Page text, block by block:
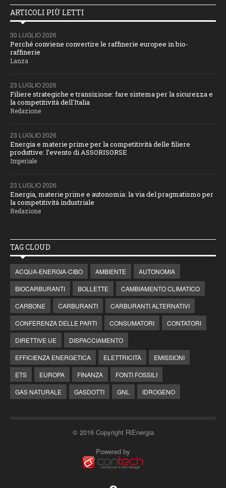
ARTICOLI PIÙ LETTI
30 LUGLIO 2026
Perché conviene convertire le raffinerie europee in bio-
raffinerie
Lanza
23 LUGLIO 2026
Filiere strategiche e transizione: fare sistema per la sicurezza e
la competitività dell'Italia
Redazione
23 LUGLIO 2026
Energia e materie prime per la competitività delle filiere
produttive: l’evento di ASSORISORSE
Imperiale
23 LUGLIO 2026
Energia, materie prime e autonomia: la via del pragmatismo per
la competitività industriale
Redazione
TAG CLOUD
ACQUA-ENERGIA-CIBO AMBIENTE
AUTONOMIA
BIOCARBURANTI
BOLLETTE
CAMBIAMENTO CLIMATICO
CARBONE
CARBURANTI
CARBURANTI ALTERNATIVI
CONFERENZA DELLE PARTI
CONSUMATORI
CONTATORI
DIRETTIVE UE
DISPACCIAMENTO
EFFICIENZA ENERGETICA
ELETTRICITÀ
EMISSIONI
ETS
EUROPA FINANZA
FONTI FOSSILI
GAS NATURALE
GASDOTTI GNL IDROGENO
© 2016 Copyright RiEnergia
Powered by